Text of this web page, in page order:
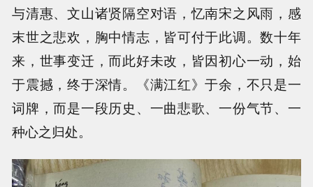
与清惠、文山诸贤隔空对语，忆南宋之风雨，感
末世之悲欢，胸中情志，皆可付于此调。数十年
来，世事变迁，而此好未改，皆因初心一动，始
于震撼，终于深情。《满江红》于余，不只是一
词牌，而是一段历史、一曲悲歌、一份气节、一
种心之归处。